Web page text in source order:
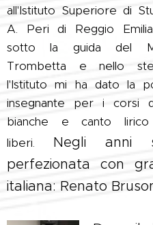
all'Istituto Superiore di
A. Peri di Reggio
sotto la guida del
Trombetta e nello
l'Istituto mi ha dato la
insegnante per i corsi
bianche e canto
liberi. Negli anni
perfezionata con
italiana: Renato